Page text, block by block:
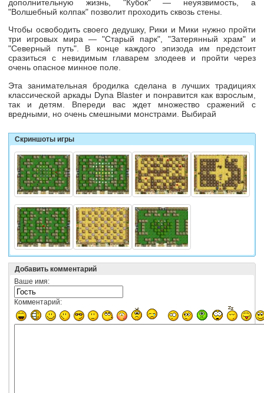
дополнительную жизнь, "Кубок" — неуязвимость, а
"Волшебный колпак" позволит проходить сквозь стены.
Чтобы освободить своего дедушку, Рики и Мики нужно пройти
три игровых мира — "Старый парк", "Затерянный храм" и
"Северный путь". В конце каждого эпизода им предстоит
сразиться с невидимым главарем злодеев и пройти через
очень опасное минное поле.
Эта занимательная бродилка сделана в лучших традициях
классической аркады Dyna Blaster и понравится как взрослым,
так и детям. Впереди вас ждет множество сражений с
вредными, но очень смешными монстрами. Выбирай
Скриншоты игры
Добавить комментарий
Ваше имя:
Комментарий: